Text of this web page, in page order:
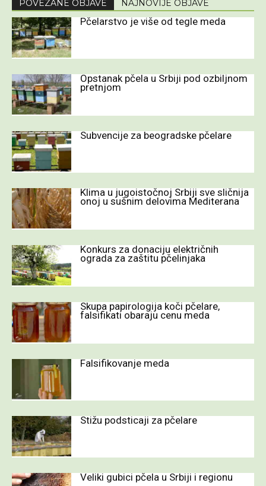
POVEZANE OBJAVE NAJNOVIJE OBJAVE
Pčelarstvo je više od tegle meda
Opstanak pčela u Srbiji pod ozbiljnom
pretnjom
Subvencije za beogradske pčelare
Klima u jugoistočnoj Srbiji sve sličnija
onoj u sušnim delovima Mediterana
Konkurs za donaciju električnih
ograda za zaštitu pčelinjaka
Skupa papirologija koči pčelare,
falsifikati obaraju cenu meda
Falsifikovanje meda
Stižu podsticaji za pčelare
Veliki gubici pčela u Srbiji i regionu